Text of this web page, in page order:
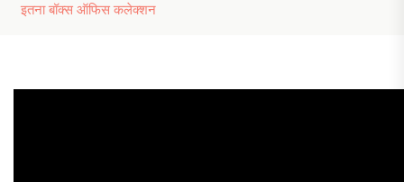
इतना बॉक्स ऑफिस कलेक्शन